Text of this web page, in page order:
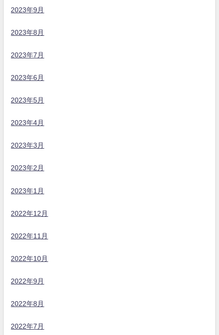
2023年9月
2023年8月
2023年7月
2023年6月
2023年5月
2023年4月
2023年3月
2023年2月
2023年1月
2022年12月
2022年11月
2022年10月
2022年9月
2022年8月
2022年7月